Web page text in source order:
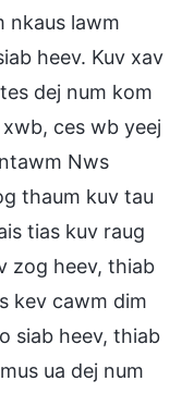
nkaus lawm
heev. Kuv xav
dej num kom
ces wb yeej
Nws
thaum kuv tau
tias kuv raug
zog heev, thiab
kev cawm dim
siab heev, thiab
ua dej num